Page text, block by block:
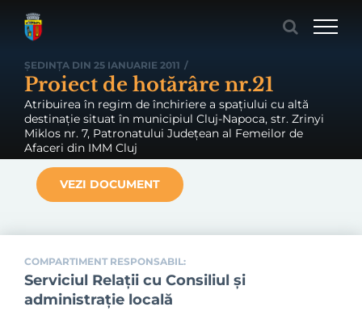
ȘEDINȚA DIN 25 IANUARIE 2011 /
Proiect de hotărâre nr.21
Atribuirea în regim de închiriere a spaţiului cu altă
destinaţie situat în municipiul Cluj-Napoca, str. Zrinyi
Miklos nr. 7, Patronatului Judeţean al Femeilor de
Afaceri din IMM Cluj
VEZI DOCUMENT
COMPARTIMENT RESPONSABIL:
Serviciul Relaţii cu Consiliul şi
administraţie locală